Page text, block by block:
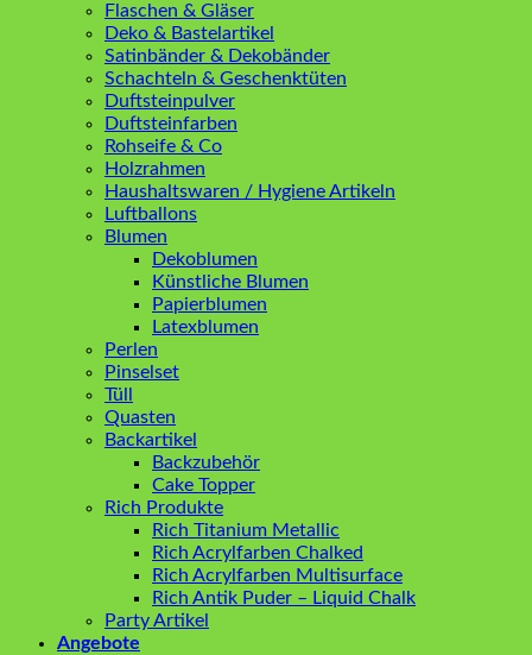
Flaschen & Gläser
Deko & Bastelartikel
Satinbänder & Dekobänder
Schachteln & Geschenktüten
Duftsteinpulver
Duftsteinfarben
Rohseife & Co
Holzrahmen
Haushaltswaren / Hygiene Artikeln
Luftballons
Blumen
Dekoblumen
Künstliche Blumen
Papierblumen
Latexblumen
Perlen
Pinselset
Tüll
Quasten
Backartikel
Backzubehör
Cake Topper
Rich Produkte
Rich Titanium Metallic
Rich Acrylfarben Chalked
Rich Acrylfarben Multisurface
Rich Antik Puder – Liquid Chalk
Party Artikel
Angebote